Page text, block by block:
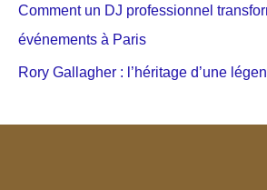
Comment un DJ professionnel
événements à Paris
Rory Gallagher : l’héritage d’une